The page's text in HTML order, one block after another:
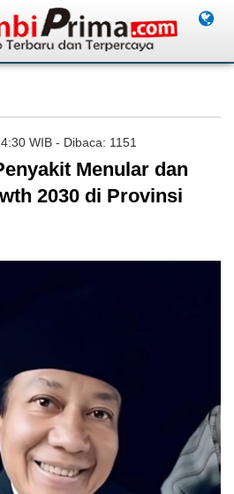
WIB - Dibaca: 1151
Menular dan
2030 di Provinsi